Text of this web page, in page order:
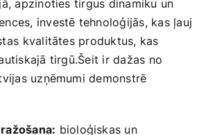
apzinoties tirgus dinamiku un
investē tehnoloģijās, ‌kas ļauj
⁢kvalitātes produktus, kas
tirgū.Šeit ir dažas no
uzņēmumi demonstrē
bioloģiskas un